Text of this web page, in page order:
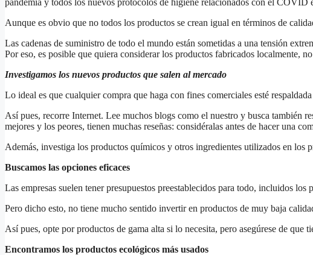
pandemia y todos los nuevos protocolos de higiene relacionados con el
Aunque es obvio que no todos los productos se crean igual en términos de
Las cadenas de suministro de todo el mundo están sometidas a una tensión
Por eso, es posible que quiera considerar los productos fabricados localmente,
Investigamos los nuevos productos que salen al mercado
Lo ideal es que cualquier compra que haga con fines comerciales esté
Así pues, recorre Internet. Lee muchos blogs como el nuestro y busca también
mejores y los peores, tienen muchas reseñas: considéralas antes de hacer una
Además, investiga los productos químicos y otros ingredientes utilizados en los
Buscamos las opciones eficaces
Las empresas suelen tener presupuestos preestablecidos para todo, incluidos
Pero dicho esto, no tiene mucho sentido invertir en productos de muy baja
Así pues, opte por productos de gama alta si lo necesita, pero asegúrese de que
Encontramos los productos ecológicos más usados